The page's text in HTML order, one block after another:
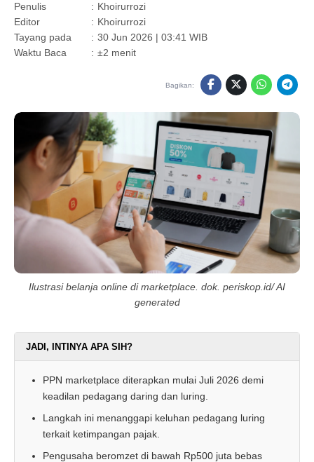
Penulis : Khoirurrozi
Editor
: Khoirurrozi
Tayang pada
: 30 Jun 2026 | 03:41 WIB
Waktu Baca
: ±2 menit
Bagikan:
Ilustrasi belanja online di marketplace. dok. periskop.id/ AI
generated
JADI, INTINYA APA SIH?
PPN marketplace diterapkan mulai Juli 2026 demi
keadilan pedagang daring dan luring.
Langkah ini menanggapi keluhan pedagang luring
terkait ketimpangan pajak.
Pengusaha beromzet di bawah Rp500 juta bebas